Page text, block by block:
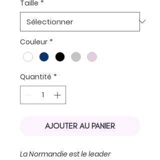
Taille *
Couleur *
Quantité *
AJOUTER AU PANIER
La Normandie est le leader